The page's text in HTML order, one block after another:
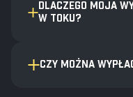
DLACZEGO MOJA
W TOKU?
CZY MOŻNA